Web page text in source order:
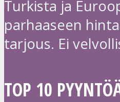
Turkista ja
parhaaseen
tarjous. Ei
TOP 10